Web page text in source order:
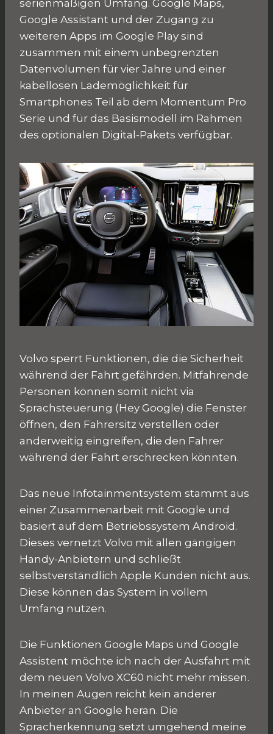
serienmäßigen Umfang. Google Maps,
Google Assistant und der Zugang zu
weiteren Apps im Google Play sind
zusammen mit einem unbegrenzten
Datenvolumen für vier Jahre und einer
kabellosen Lademöglichkeit für
Smartphones Teil ab dem Momentum Pro
Serie und für das Basismodell im Rahmen
des optionalen Digital-Pakets verfügbar.
Volvo sperrt Funktionen, die die Sicherheit
während der Fahrt gefährden. Mitfahrende
Personen können somit nicht via
Sprachsteuerung (Hey Google) die Fenster
öffnen, den Fahrersitz verstellen oder
anderweitig eingreifen, die den Fahrer
während der Fahrt erschrecken könnten.
Das neue Infotainmentsystem stammt aus
einer Zusammenarbeit mit Google und
basiert auf dem Betriebssystem Android.
Dieses vernetzt Volvo mit allen gängigen
Handy-Anbietern und schließt
selbstverständlich Apple Kunden nicht aus.
Diese können das System in vollem
Umfang nutzen.
Die Funktionen Google Maps und Google
Assistent möchte ich nach der Ausfahrt mit
dem neuen Volvo XC60 nicht mehr missen.
In meinen Augen reicht kein anderer
Anbieter an Google heran. Die
Spracherkennung setzt umgehend meine